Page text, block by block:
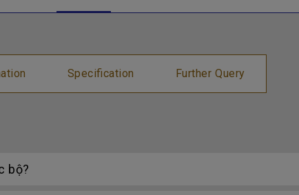
Specification Further Query
bộ?